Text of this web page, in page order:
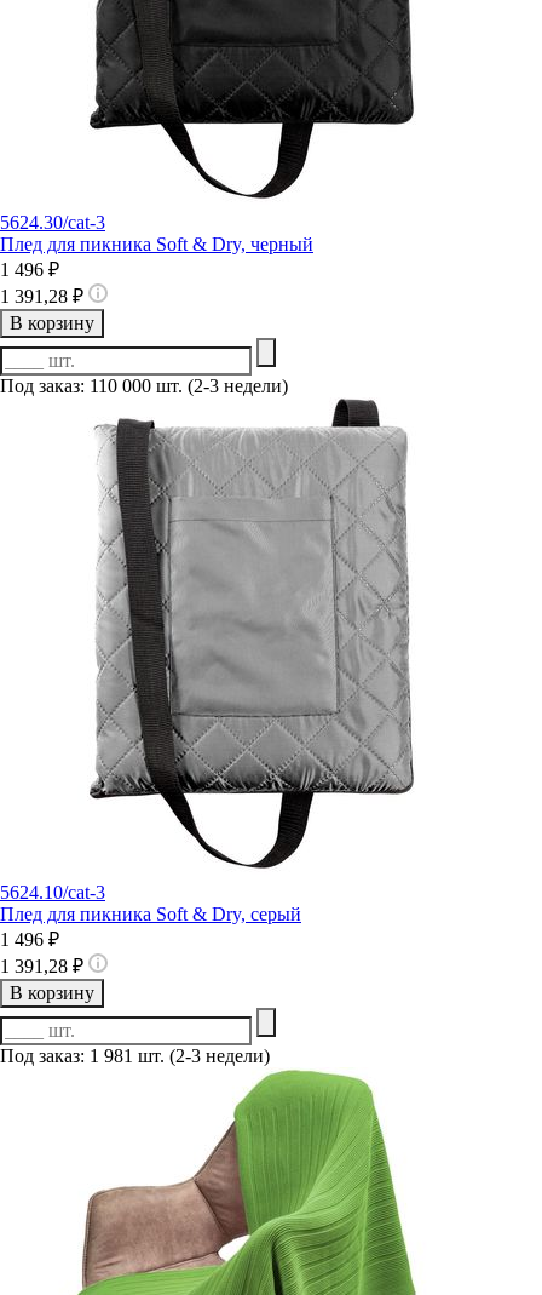
5624.30/cat-3
Плед для пикника Soft & Dry, черный
1 496 ₽
1 391,28 ₽
В корзину
Под заказ: 110 000 шт. (2-3 недели)
5624.10/cat-3
Плед для пикника Soft & Dry, серый
1 496 ₽
1 391,28 ₽
В корзину
Под заказ: 1 981 шт. (2-3 недели)